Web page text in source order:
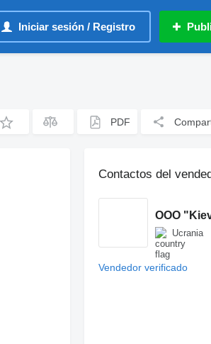
Iniciar sesión / Registro
PDF
Contactos del
OOO
Ucrania
Vendedor verificado